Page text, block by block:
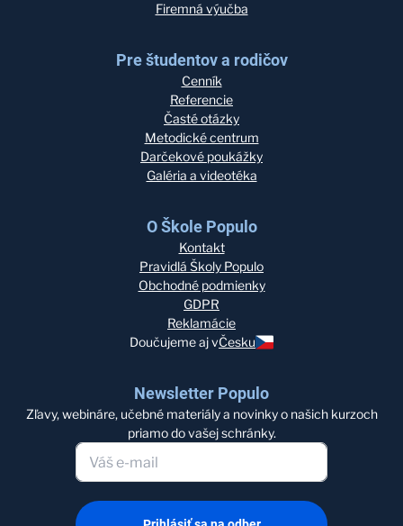
Firemná výučba
Pre študentov a rodičov
Cenník
Referencie
Časté otázky
Metodické centrum
Darčekové poukážky
Galéria a videotéka
O Škole Populo
Kontakt
Pravidlá Školy Populo
Obchodné podmienky
GDPR
Reklamácie
Doučujeme aj vČesku
Newsletter Populo
Zľavy, webináre, učebné materiály a novinky o našich kurzoch
priamo do vašej schránky.